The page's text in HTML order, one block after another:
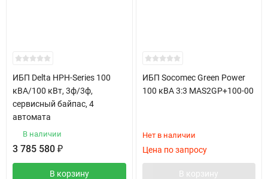
ИБП Delta HPH-Series 100
кВА/100 кВт, 3ф/3ф,
сервисный байпас, 4
автомата
В наличии
3 785 580 ₽
В корзину
ИБП Socomec Green Power
100 кВА 3:3 MAS2GP+100-00
Нет в наличии
Цена по запросу
В корзину